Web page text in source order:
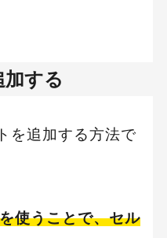
する
を追加する方法で
使うことで、セル